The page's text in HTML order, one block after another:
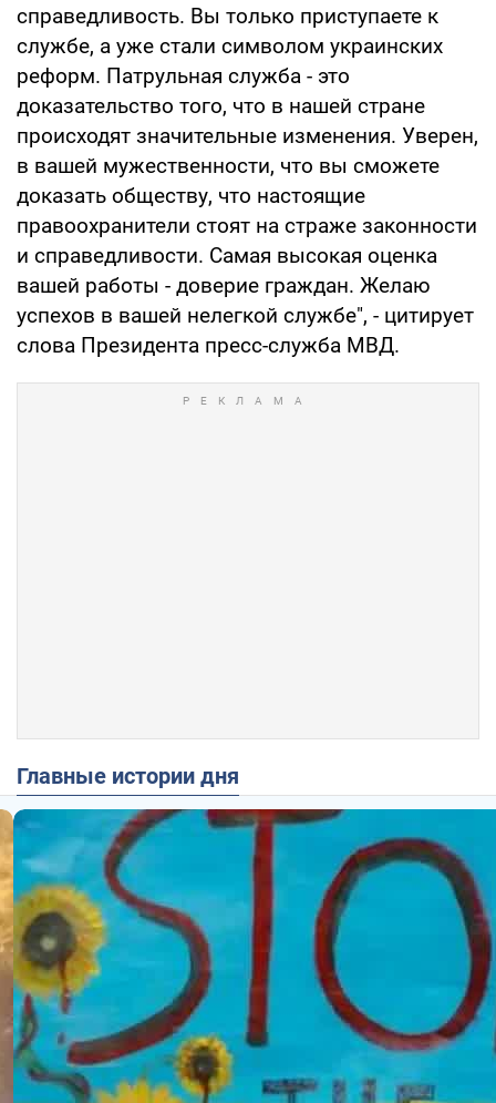
справедливость. Вы только приступаете к
службе, а уже стали символом украинских
реформ. Патрульная служба - это
доказательство того, что в нашей стране
происходят значительные изменения. Уверен,
в вашей мужественности, что вы сможете
доказать обществу, что настоящие
правоохранители стоят на страже законности
и справедливости. Самая высокая оценка
вашей работы - доверие граждан. Желаю
успехов в вашей нелегкой службе", - цитирует
слова Президента пресс-служба МВД.
Главные истории дня